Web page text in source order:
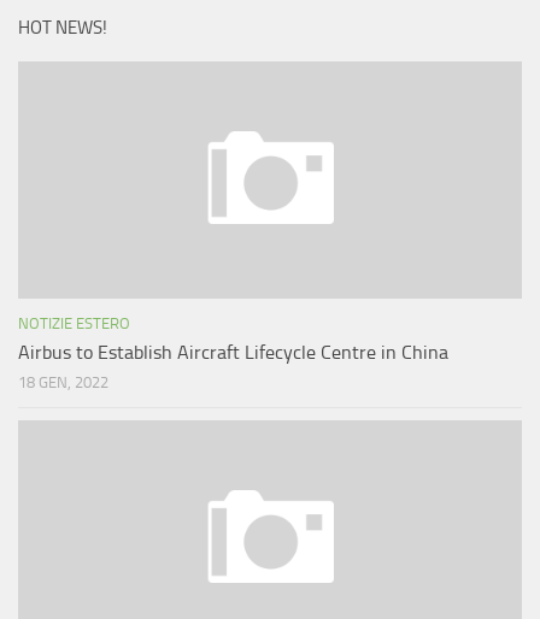
HOT NEWS!
NOTIZIE ESTERO
Airbus to Establish Aircraft Lifecycle Centre in China
18 GEN, 2022